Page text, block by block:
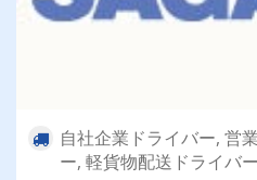
自社企業ドライバー, 営
ー, 軽貨物配送ドライバー